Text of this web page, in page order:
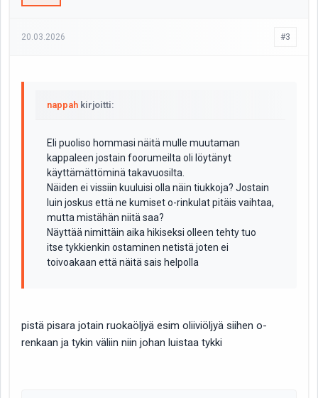
20.03.2026 #3
nappah kirjoitti:
Eli puoliso hommasi näitä mulle muutaman
kappaleen jostain foorumeilta oli löytänyt
käyttämättöminä takavuosilta.
Näiden ei vissiin kuuluisi olla näin tiukkoja? Jostain
luin joskus että ne kumiset o-rinkulat pitäis vaihtaa,
mutta mistähän niitä saa?
Näyttää nimittäin aika hikiseksi olleen tehty tuo
itse tykkienkin ostaminen netistä joten ei
toivoakaan että näitä sais helpolla
pistä pisara jotain ruokaöljyä esim oliiviöljyä siihen o-
renkaan ja tykin väliin niin johan luistaa tykki